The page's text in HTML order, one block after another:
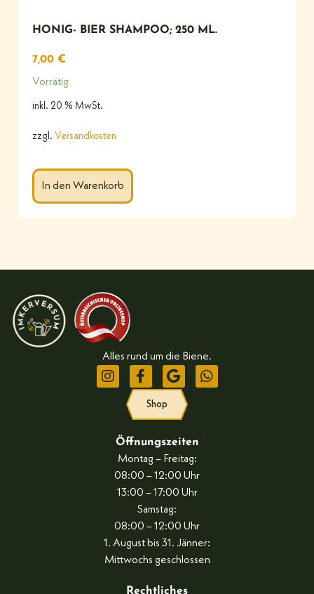
HONIG- BIER SHAMPOO; 250 ML.
7,00 €
Vorrätig
inkl. 20 % MwSt.
zzgl. Versandkosten
In den Warenkorb
Alles rund um die Biene.
Shop
Öffnungszeiten
Montag – Freitag:
08:00 – 12:00 Uhr
13:00 – 17:00 Uhr
Samstag:
08:00 – 12:00 Uhr
1. August bis 31. Jänner:
Mittwochs geschlossen
Rechtliches